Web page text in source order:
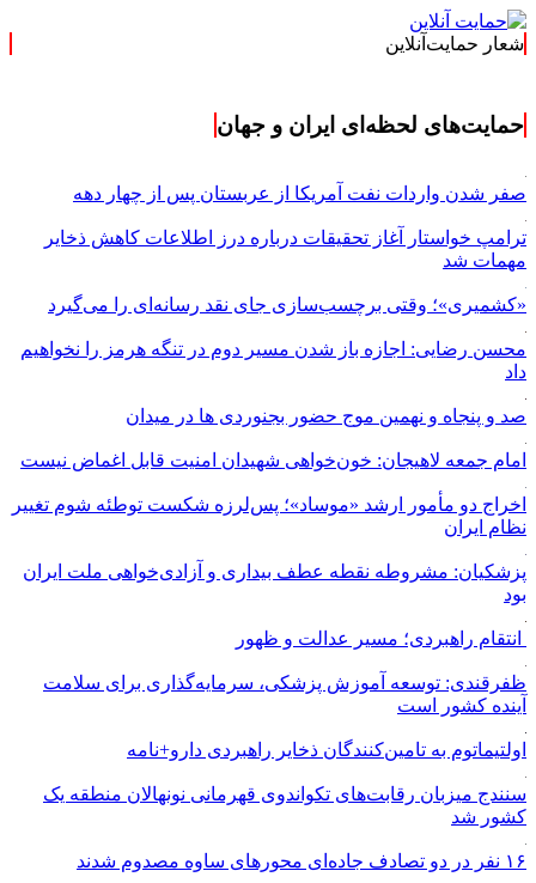
شعار حمایت‌آنلاین
حمایت‌های لحظه‌ای ایران و جهان
صفر شدن واردات نفت آمریکا از عربستان پس از چهار دهه
ترامپ خواستار آغاز تحقیقات درباره درز اطلاعات کاهش ذخایر
مهمات شد
«کشمیری»؛ وقتی برچسب‌سازی جای نقد رسانه‌ای را می‌گیرد
محسن رضایی: اجازه باز شدن مسیر دوم در تنگه هرمز را نخواهیم
داد
صد و پنجاه و نهمین موج حضور بجنوردی ها در میدان
امام جمعه لاهیجان: خون‌خواهی شهیدان امنیت قابل اغماض نیست
اخراج دو مأمور ارشد «موساد»؛ پس‌لرزه شکست توطئه شوم تغییر
نظام ایران
پزشکیان: مشروطه نقطه عطف بیداری و آزادی‌خواهی ملت ایران
بود
انتقام راهبردی؛ مسیر عدالت و ظهور
ظفرقندی: توسعه آموزش پزشکی، سرمایه‌گذاری برای سلامت
آینده کشور است
اولتیماتوم به تامین‌کنندگان ذخایر راهبردی دارو+نامه
سنندج میزبان رقابت‌های تکواندوی قهرمانی نونهالان منطقه یک
کشور شد
۱۶ نفر در دو تصادف جاده‌ای محورهای ساوه مصدوم شدند